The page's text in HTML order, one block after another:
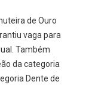
de Ouro
vaga para
Também
da categoria
Dente de